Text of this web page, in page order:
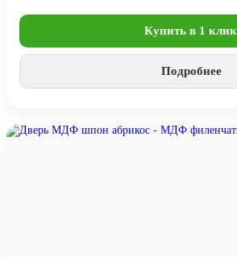
Купить в 1 клик
Подробнее